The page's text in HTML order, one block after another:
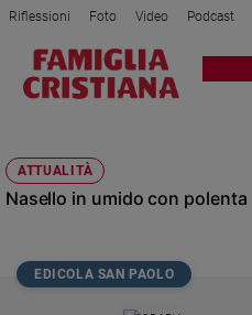
Attualità
Politica
Mondo
Legalità
Riflessioni Foto Video Podcast
Privacy Policy Chi siamo
Registrati Redazione
ATTUALITÀ
Nasello in umido con polenta
EDICOLA SAN PAOLO